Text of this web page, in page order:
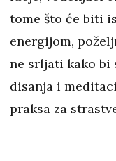
tome što će biti
energijom,
ne srljati kako bi
disanja i
praksa za